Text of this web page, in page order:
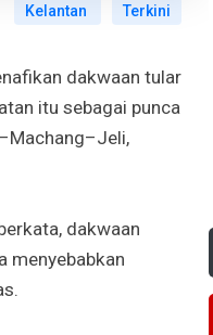
Kelantan Terkini
dakwaan tular
itu sebagai punca
dakwaan
menyebabkan